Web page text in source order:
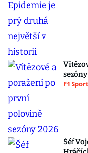
F1 Sport
Šéf